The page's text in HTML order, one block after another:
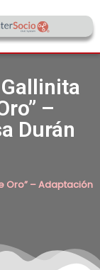
–
Durán
Oro” – Adaptación